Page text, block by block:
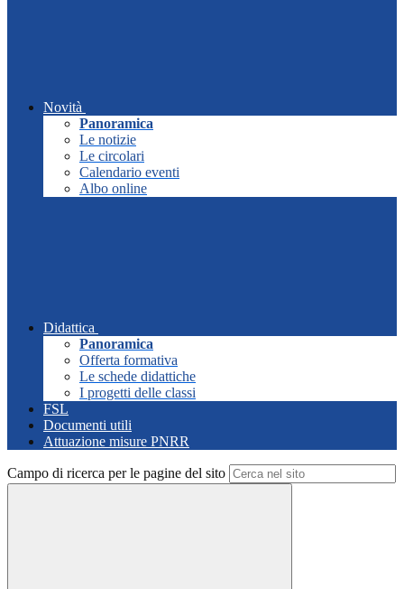
Novità
Panoramica
Le notizie
Le circolari
Calendario eventi
Albo online
Didattica
Panoramica
Offerta formativa
Le schede didattiche
I progetti delle classi
FSL
Documenti utili
Attuazione misure PNRR
Campo di ricerca per le pagine del sito